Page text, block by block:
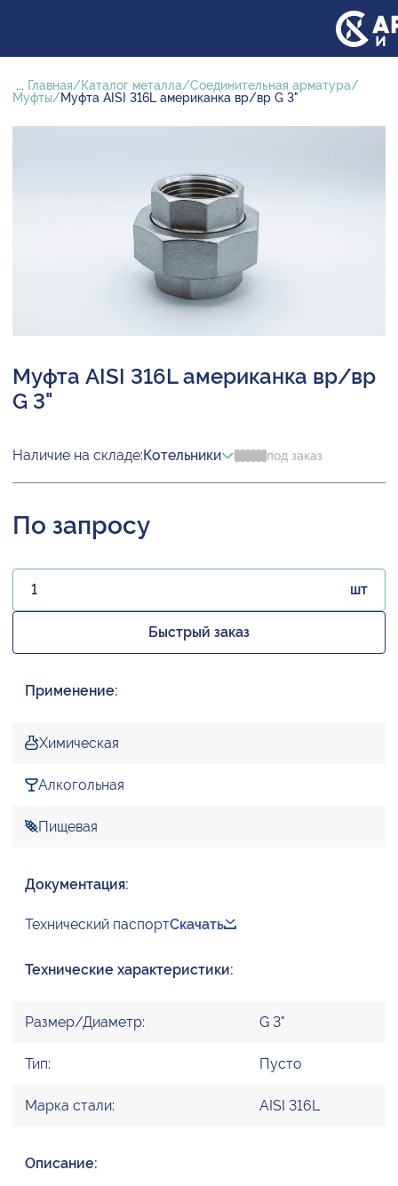
... Главная Каталог металла
Соединительная арматура
Муфты
Муфта AISI 316L американка вр/вр G 3"
Муфта AISI 316L американка вр/вр
G 3"
Наличие на складе:Котельники под заказ
По запросу
шт
Быстрый заказ
Применение:
Химическая
Алкогольная
Пищевая
Документация:
Технический паспортСкачать
Технические характеристики:
Размер/Диаметр: G 3"
Тип: Пусто
Марка стали: AISI 316L
Описание: